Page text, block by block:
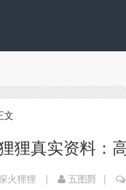
文
狸真实资料：
火狸狸 | 五图爵 |